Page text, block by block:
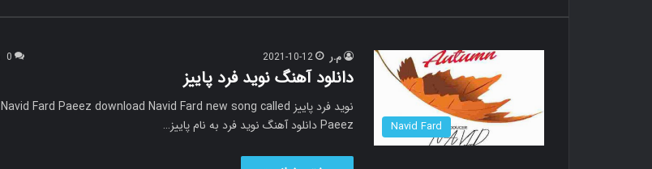
Navid Fard
م.ر 2021-10-12
0
دانلود آهنگ نوید فرد پاییز
نوید فرد پاییز Navid Fard Paeez download Navid Fard new song called
Paeez دانلود آهنگ نوید فرد به نام پاییز…